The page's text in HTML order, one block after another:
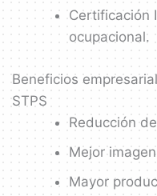
Certificación
ocupacional.
Beneficios
STPS
Reducción
Mejor
Mayor